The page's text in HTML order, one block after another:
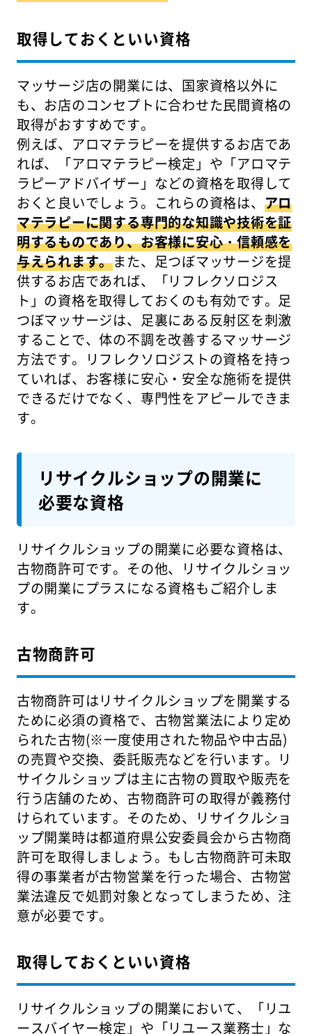
取得しておくといい資格
マッサージ店の開業には、国家資格以外に
も、お店のコンセプトに合わせた民間資格の
取得がおすすめです。
例えば、アロマテラピーを提供するお店であ
れば、「アロマテラピー検定」や「アロマテ
ラピーアドバイザー」などの資格を取得して
おくと良いでしょう。これらの資格は、 アロ
マテラピーに関する専門的な知識や技術を証
明するものであり、お客様に安心・信頼感を
与えられます。また、足つぼマッサージを提
供するお店であれば、「リフレクソロジス
ト」の資格を取得しておくのも有効です。足
つぼマッサージは、足裏にある反射区を刺激
することで、体の不調を改善するマッサージ
方法です。リフレクソロジストの資格を持っ
ていれば、お客様に安心・安全な施術を提供
できるだけでなく、専門性をアピールできま
す。
リサイクルショップの開業に
必要な資格
リサイクルショップの開業に必要な資格は、
古物商許可です。その他、リサイクルショッ
プの開業にプラスになる資格もご紹介しま
す。
古物商許可
古物商許可はリサイクルショップを開業する
ために必須の資格で、古物営業法により定め
られた古物(※一度使用された物品や中古品)
の売買や交換、委託販売などを行います。リ
サイクルショップは主に古物の買取や販売を
行う店舗のため、古物商許可の取得が義務付
けられています。そのため、リサイクルショ
ップ開業時は都道府県公安委員会から古物商
許可を取得しましょう。もし古物商許可未取
得の事業者が古物営業を行った場合、古物営
業法違反で処罰対象となってしまうため、注
意が必要です。
取得しておくといい資格
リサイクルショップの開業において、「リユ
ースバイヤー検定」や「リユース業務士」な